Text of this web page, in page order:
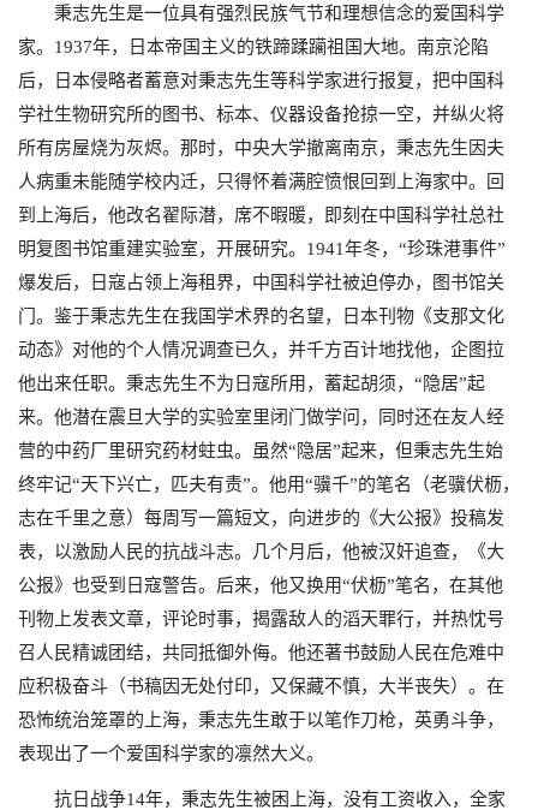
秉志先生是一位具有强烈民族气节和理想信念的爱国科学
家。 1937年，日本帝国主义的铁蹄蹂躏祖国大地。南京沦陷
后，日本侵略者蓄意对秉志先生等科学家进行报复，把中国科
学社生物研究所的图书、标本、仪器设备抢掠一空，并纵火将
所有房屋烧为灰烬。那时，中央大学撤离南京，秉志先生因夫
人病重未能随学校内迁，只得怀着满腔愤恨回到上海家中。回
到上海后，他改名翟际潜，席不暇暖，即刻在中国科学社总社
明复图书馆重建实验室，开展研究。 1941年冬，“珍珠港事件”
爆发后，日寇占领上海租界，中国科学社被迫停办，图书馆关
门。鉴于秉志先生在我国学术界的名望，日本刊物《支那文化
动态》对他的个人情况调查已久，并千方百计地找他，企图拉
他出来任职。秉志先生不为日寇所用，蓄起胡须，“隐居”起
来。他潜在震旦大学的实验室里闭门做学问，同时还在友人经
营的中药厂里研究药材蛀虫。虽然“隐居”起来，但秉志先生始
终牢记“天下兴亡，匹夫有责”。他用“骥千”的笔名（老骥伏枥，
志在千里之意）每周写一篇短文，向进步的《大公报》投稿发
表，以激励人民的抗战斗志。几个月后，他被汉奸追查，《大
公报》也受到日寇警告。后来，他又换用“伏枥”笔名，在其他
刊物上发表文章，评论时事，揭露敌人的滔天罪行，并热忱号
召人民精诚团结，共同抵御外侮。他还著书鼓励人民在危难中
应积极奋斗（书稿因无处付印，又保藏不慎，大半丧失）。在
恐怖统治笼罩的上海，秉志先生敢于以笔作刀枪，英勇斗争，
表现出了一个爱国科学家的凛然大义。
抗日战争14年，秉志先生被困上海，没有工资收入，全家